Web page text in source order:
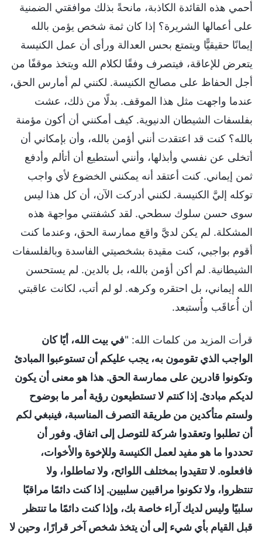
أحمي هذه القائدة الكاذبة، مانحةً بذلك موافقتي الضمنية
على أعمالها الشريرة؟ إذا كان ثمة شخص يؤمن بالله
إيمانًا حقيقيًّا ويتمتع بحس العدالة ورأى أن عمل الكنيسة
يتعرض للإعاقة، فيتصرف وفقًا لكلام الله ويتخذ موقفًا من
أجل الحفاظ على مصالح الكنيسة. لكنني لم أمارس الحق،
عندما واجهت مثل هذا الموقف. بدلًا من ذلك، عشت
بفلسفات الشيطان الدنيوية. كيف أمكنني أن أكون مؤمنة
بالله؟ كنت قد اعتقدت أنني أؤمن بالله، وأن بإمكاني أن
أتخلى عن نفسي وأبذلها، وأنني أستطيع أن أتألم وأدفع
ثمن إيماني. كنت أعتقد أنه يمكنني الخضوع لأي واجب
توكله إليَّ الكنيسة. لكنني أدركت الآن، أن كل هذا ليس
سوى حسن سلوك سطحي. لقد كشفتني مواجهة هذه
المشكلة. لم يكن لديَّ واقع ممارسة الحق، وعندما كنت
أقوم بواجبي، كنت مقيدة بشخصيتي الفاسدة وبالفلسفات
الشيطانية. لم أكن أؤمن بالله، بل بالدين. لم يستحسن
الله إيماني، بل احتقره وكرهه. لو لم أتب، لكانت عاقبتي
أن أُعاقَب وأُستبعد.
قرأت المزيد من كلمات الله: "في بيت الله، أيًا كان
الواجب الذي تقومون به، يجب عليكم أن تستوعبوا المبادئ
وتكونوا قادرين على ممارسة الحق. هذا هو معنى أن يكون
لديكم مبادئ. إذا كنتم لا تستطيعون رؤية أمر ما بوضوح
ولستم متأكدين من طريقة التصرف المناسبة، فينبغي لكم
أن تطلبوا وتعقدوا شركة للتوصل إلى اتفاق. وفور أن
تحددوا ما هو مفيد لعمل الكنيسة وللإخوة والأخوات،
فافعلوه. لا تتقيدوا بمختلف اللوائح، ولا تماطلوا، ولا
تنتظروا، ولا تكونوا مراقبين سلبيين. إذا كنت دائمًا مراقبًا
سلبيًا وليس لديك آراء خاصة بك، وإذا كنت دائمًا ما تنتظر
قبل القيام بأي شيء إلى أن يتخذ شخص آخر قرارًا، وحين لا